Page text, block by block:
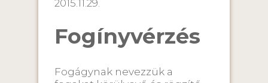
2015.11.29.
Fogínyvérzés
Fogágynak nevezzük a